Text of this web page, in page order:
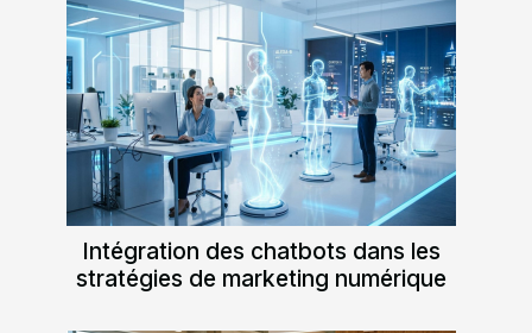
Intégration des chatbots dans les
stratégies de marketing numérique